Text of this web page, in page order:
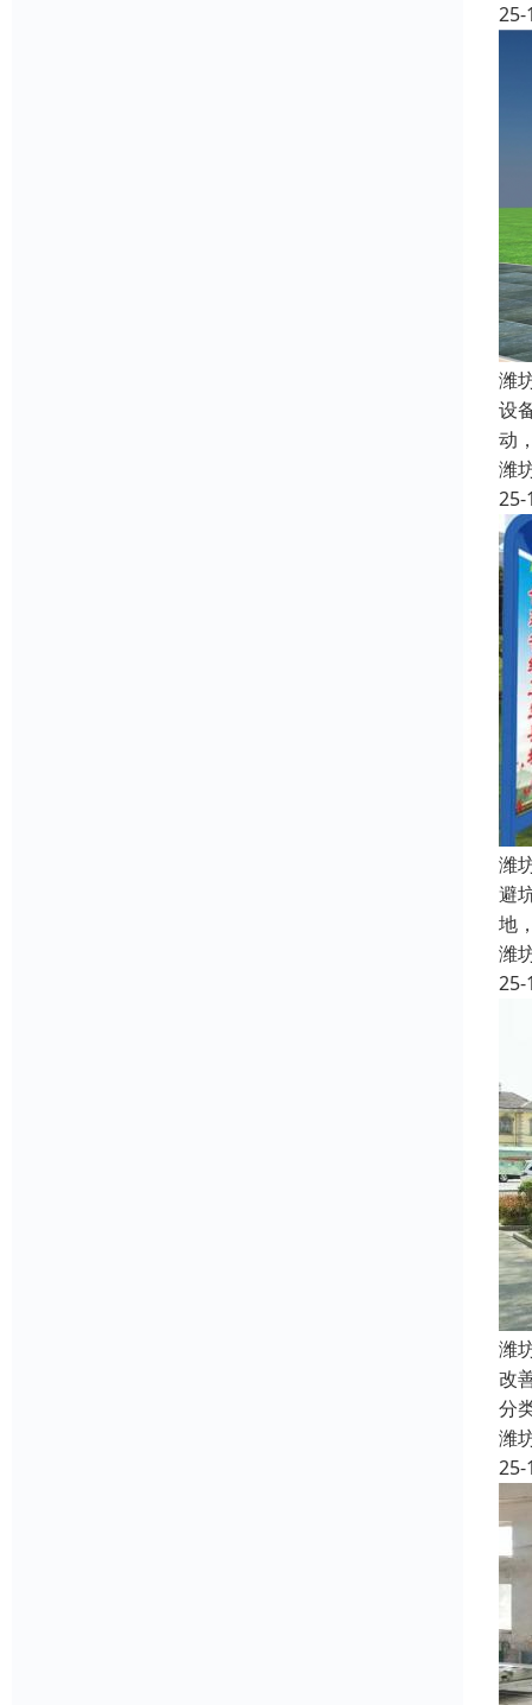
25-
潍
设
动
潍
25-
潍
避
地
潍
25-
潍
改
分
潍
25-